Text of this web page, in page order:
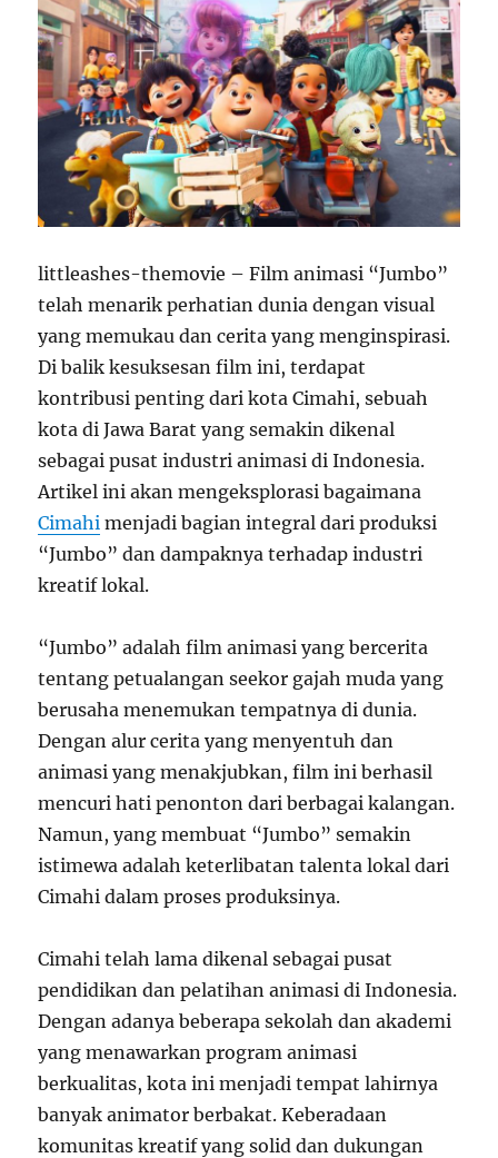
littleashes-themovie – Film animasi “Jumbo”
telah menarik perhatian dunia dengan visual
yang memukau dan cerita yang menginspirasi.
Di balik kesuksesan film ini, terdapat
kontribusi penting dari kota Cimahi, sebuah
kota di Jawa Barat yang semakin dikenal
sebagai pusat industri animasi di Indonesia.
Artikel ini akan mengeksplorasi bagaimana
Cimahi menjadi bagian integral dari produksi
“Jumbo” dan dampaknya terhadap industri
kreatif lokal.
“Jumbo” adalah film animasi yang bercerita
tentang petualangan seekor gajah muda yang
berusaha menemukan tempatnya di dunia.
Dengan alur cerita yang menyentuh dan
animasi yang menakjubkan, film ini berhasil
mencuri hati penonton dari berbagai kalangan.
Namun, yang membuat “Jumbo” semakin
istimewa adalah keterlibatan talenta lokal dari
Cimahi dalam proses produksinya.
Cimahi telah lama dikenal sebagai pusat
pendidikan dan pelatihan animasi di Indonesia.
Dengan adanya beberapa sekolah dan akademi
yang menawarkan program animasi
berkualitas, kota ini menjadi tempat lahirnya
banyak animator berbakat. Keberadaan
komunitas kreatif yang solid dan dukungan